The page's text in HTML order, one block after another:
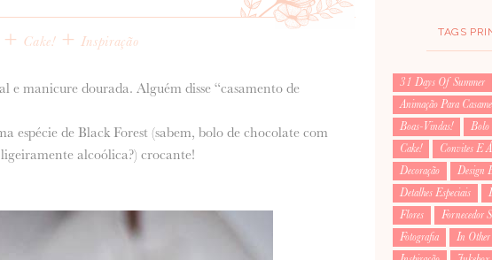
+ Cake!+ Inspiração
manicure dourada. Alguém disse “casamento de
espécie de Black Forest (sabem, bolo de chocolate com
alcoólica?) crocante!
TAGS
31 Days Of Summer
Animação Para
Boas-Vindas!
Bolo
Cake!
Convites E
Decoração
Design
Detalhes Especiais
Flores
Fornecedor
Fotografia
In Other